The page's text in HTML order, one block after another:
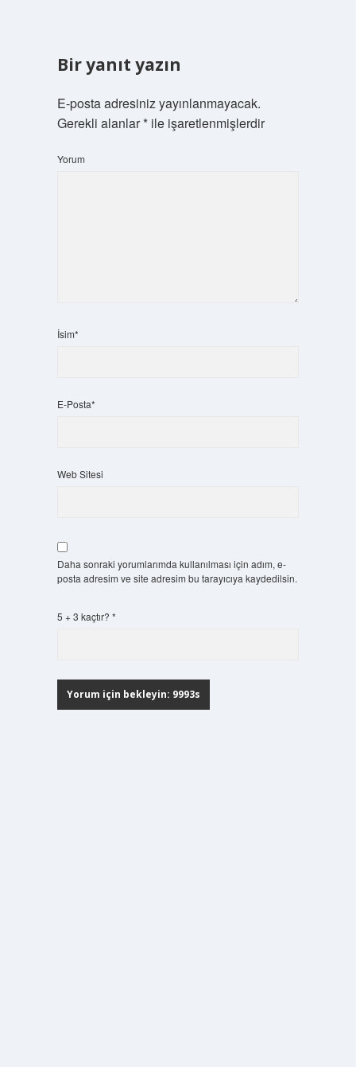
Bir yanıt yazın
E-posta adresiniz yayınlanmayacak.
Gerekli alanlar*ile işaretlenmişlerdir
Yorum
İsim*
E-Posta*
Web Sitesi
Daha sonraki yorumlarımda kullanılması için adım, e-
posta adresim ve site adresim bu tarayıcıya kaydedilsin.
5 + 3 kaçtır? *